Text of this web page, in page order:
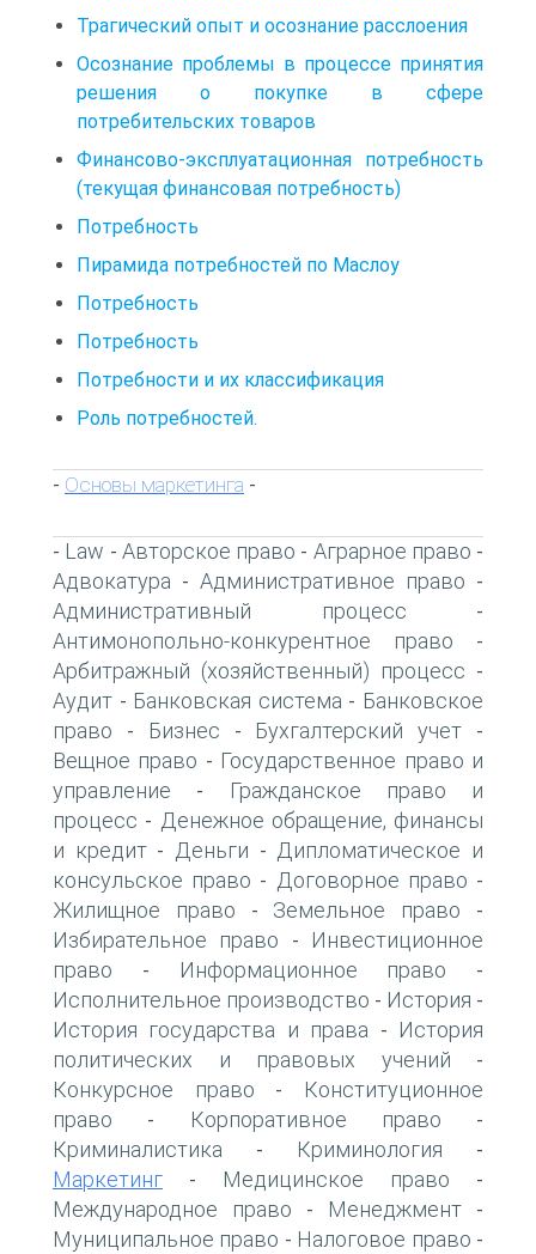
Трагический опыт и осознание расслоения
Осознание проблемы в процессе принятия
решения о покупке в сфере
потребительских товаров
Финансово-эксплуатационная потребность
(текущая финансовая потребность)
Потребность
Пирамида потребностей по Маслоу
Потребность
Потребность
Потребности и их классификация
Роль потребностей.
- Основы маркетинга -
- Law - Авторское право - Аграрное право -
Адвокатура - Административное право -
Административный процесс -
Антимонопольно-конкурентное право -
Арбитражный (хозяйственный) процесс -
Аудит - Банковская система - Банковское
право - Бизнес - Бухгалтерский учет -
Вещное право - Государственное право и
управление -
Гражданское право и
процесс - Денежное обращение, финансы
и кредит- Деньги - Дипломатическое и
консульское право - Договорное право -
Жилищное право - Земельное право -
Избирательное право -
Инвестиционное
право - Информационное право -
Исполнительное производство - История -
История государства и права -
История
политических и правовых учений -
Конкурсное право -
Конституционное
право - Корпоративное право -
Криминалистика - Криминология -
Маркетинг - Медицинское право -
Международное право - Менеджмент -
Муниципальное право - Налоговое право -